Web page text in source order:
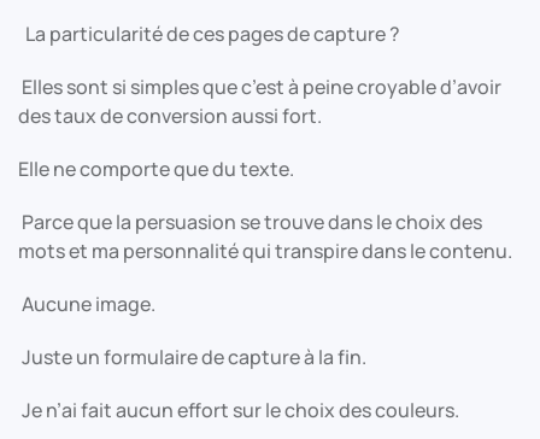
La particularité de ces pages de capture ?
Elles sont si simples que c’est à peine croyable d’avoir
des taux de conversion aussi fort.
Elle ne comporte que du texte.
Parce que la persuasion se trouve dans le choix des
mots et ma personnalité qui transpire dans le contenu.
Aucune image.
Juste un formulaire de capture à la fin.
Je n’ai fait aucun effort sur le choix des couleurs.